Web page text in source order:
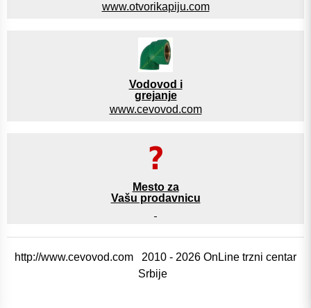
www.otvorikapiju.com
Vodovod i
grejanje
www.cevovod.com
Mesto za
Vašu prodavnicu
http://www.cevovod.com 2010 - 2026 OnLine trzni centar
Srbije